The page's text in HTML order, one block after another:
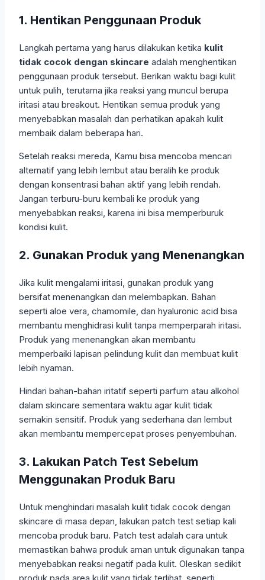
1. Hentikan Penggunaan Produk
Langkah pertama yang harus dilakukan ketika kulit
tidak cocok dengan skincare adalah menghentikan
penggunaan produk tersebut. Berikan waktu bagi kulit
untuk pulih, terutama jika reaksi yang muncul berupa
iritasi atau breakout. Hentikan semua produk yang
menyebabkan masalah dan perhatikan apakah kulit
membaik dalam beberapa hari.
Setelah reaksi mereda, Kamu bisa mencoba mencari
alternatif yang lebih lembut atau beralih ke produk
dengan konsentrasi bahan aktif yang lebih rendah.
Jangan terburu-buru kembali ke produk yang
menyebabkan reaksi, karena ini bisa memperburuk
kondisi kulit.
2. Gunakan Produk yang Menenangkan
Jika kulit mengalami iritasi, gunakan produk yang
bersifat menenangkan dan melembapkan. Bahan
seperti aloe vera, chamomile, dan hyaluronic acid bisa
membantu menghidrasi kulit tanpa memperparah iritasi.
Produk yang menenangkan akan membantu
memperbaiki lapisan pelindung kulit dan membuat kulit
lebih nyaman.
Hindari bahan-bahan iritatif seperti parfum atau alkohol
dalam skincare sementara waktu agar kulit tidak
semakin sensitif. Produk yang sederhana dan lembut
akan membantu mempercepat proses penyembuhan.
3. Lakukan Patch Test Sebelum
Menggunakan Produk Baru
Untuk menghindari masalah kulit tidak cocok dengan
skincare di masa depan, lakukan patch test setiap kali
mencoba produk baru. Patch test adalah cara untuk
memastikan bahwa produk aman untuk digunakan tanpa
menyebabkan reaksi negatif pada kulit. Oleskan sedikit